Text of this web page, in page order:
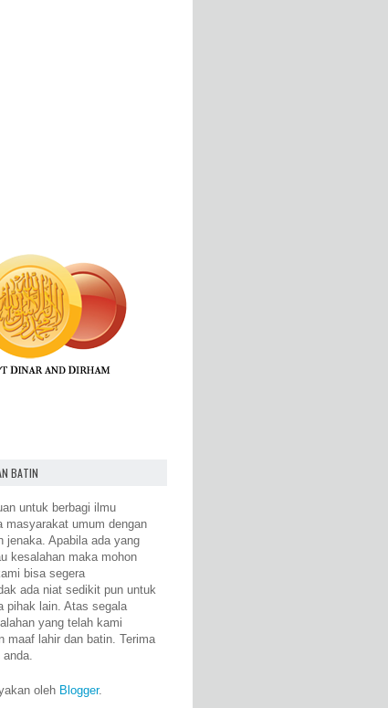
BATIN
untuk berbagi ilmu
masyarakat umum dengan
jenaka. Apabila ada yang
kesalahan maka mohon
bisa segera
ada niat sedikit pun untuk
pihak lain. Atas segala
yang telah kami
maaf lahir dan batin. Terima
anda.
oleh Blogger.